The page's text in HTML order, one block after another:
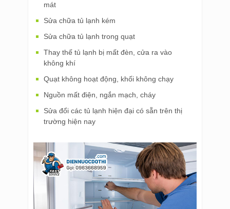
mát
Sửa chữa tủ lạnh kém
Sửa chữa tủ lạnh trong quạt
Thay thế tủ lạnh bị mất đèn, cửa ra vào
không khí
Quạt không hoạt động, khối không chạy
Nguồn mất điện, ngắn mạch, cháy
Sửa đổi các tủ lạnh hiện đại có sẵn trên thị
trường hiện nay